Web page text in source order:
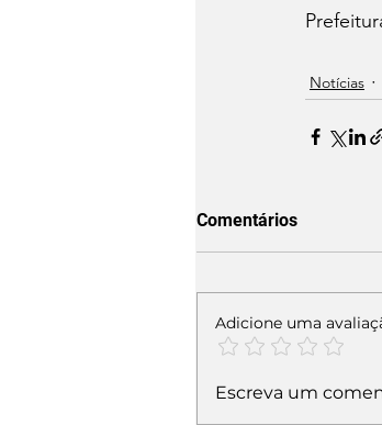
Notícias
Comentários
Adicione uma
Escreva um